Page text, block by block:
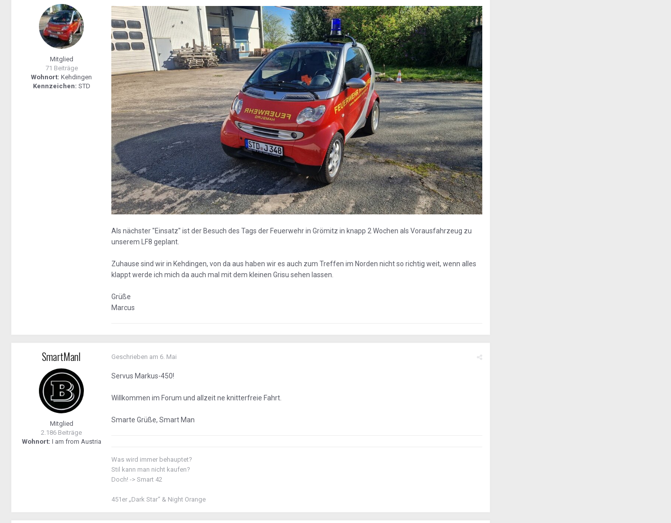
Mitglied
71 Beiträge
Wohnort: Kehdingen
Kennzeichen: STD
Als nächster "Einsatz" ist der Besuch des Tags der Feuerwehr in Grömitz in knapp 2 Wochen als Vorausfahrzeug zu
unserem LF8 geplant.
Zuhause sind wir in Kehdingen, von da aus haben wir es auch zum Treffen im Norden nicht so richtig weit, wenn alles
klappt werde ich mich da auch mal mit dem kleinen Grisu sehen lassen.
Grüße
Marcus
SmartManI
Mitglied
2.186 Beiträge
Wohnort: I am from Austria
Geschrieben am 6. Mai
Servus Markus-450!
Willkommen im Forum und allzeit ne knitterfreie Fahrt.
Smarte Grüße, Smart Man
Was wird immer behauptet?
Stil kann man nicht kaufen?
Doch! -> Smart 42
451er „Dark Star“ & Night Orange